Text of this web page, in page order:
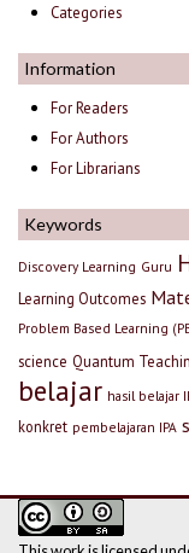
Categories
Information
For Readers
For Authors
For Librarians
Keywords
Discovery Learning Guru
Learning Outcomes
Problem Based Learning
science Quantum
belajar hasil belajar
konkret pembelajaran IPA